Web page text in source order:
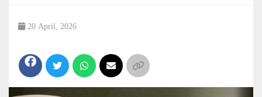
20 April, 2026